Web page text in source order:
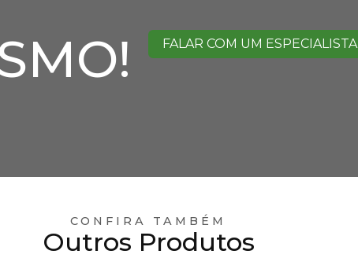
FALAR COM UM ESPECIALISTA
CONFIRA TAMBÉM
Outros Produtos